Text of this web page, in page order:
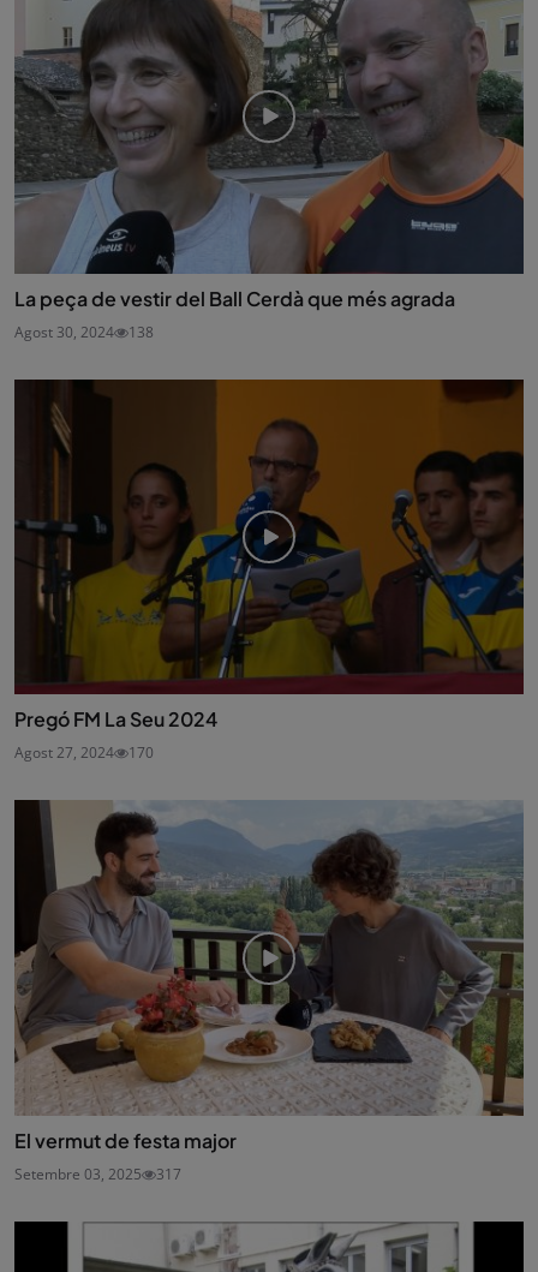
La peça de vestir del Ball Cerdà que més agrada
Agost 30, 2024 138
Pregó FM La Seu 2024
Agost 27, 2024 170
El vermut de festa major
Setembre 03, 2025 317